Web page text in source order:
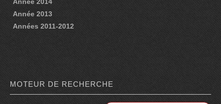
REVUE DE PRESSE 2013
Année 2014
Année 2013
Années 2011-2012
MOTEUR DE RECHERCHE